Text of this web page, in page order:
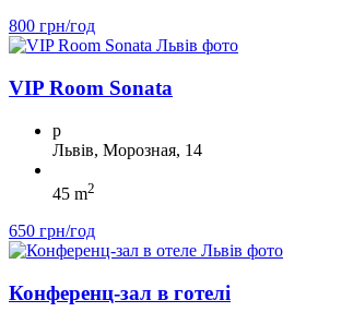
800 грн/год
VIP Room Sonata
p
Львів, Морозная, 14
45 m2
650 грн/год
Конференц-зал в готелі